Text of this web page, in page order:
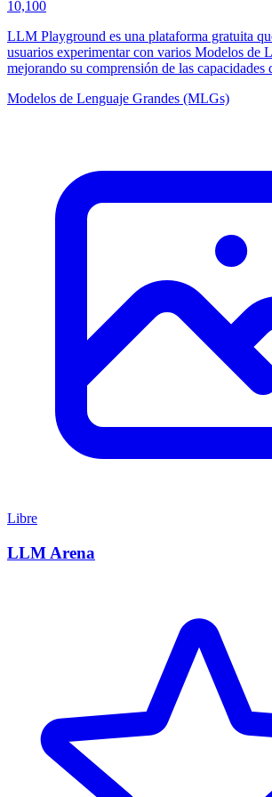
10,100
LLM Playground es una plataforma gratuita
usuarios experimentar con varios Modelos de
mejorando su comprensión de las capacidades
Modelos de Lenguaje Grandes (MLGs)
Libre
LLM Arena